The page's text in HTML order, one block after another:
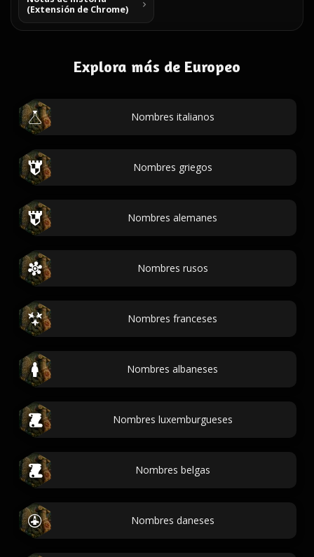
(Extensión de Chrome)
Explora más de Europeo
Nombres italianos
Nombres griegos
Nombres alemanes
Nombres rusos
Nombres franceses
Nombres albaneses
Nombres luxemburgueses
Nombres belgas
Nombres daneses